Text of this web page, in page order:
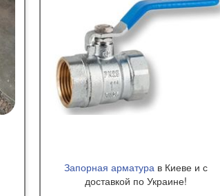
Запорная арматура в Киеве и с
доставкой по Украине!